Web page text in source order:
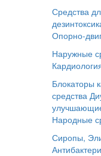
Средства
Опорно-
Наружные
Блокаторы
средства
Народные
Сиропы,